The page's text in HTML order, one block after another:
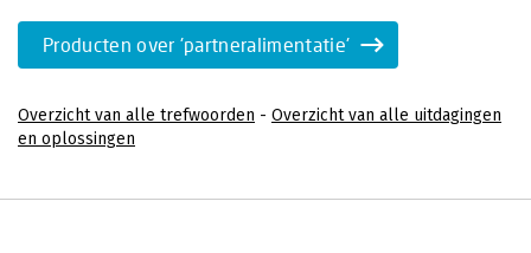
Producten over 'partneralimentatie'
Overzicht van alle trefwoorden - Overzicht van alle uitdagingen
en oplossingen